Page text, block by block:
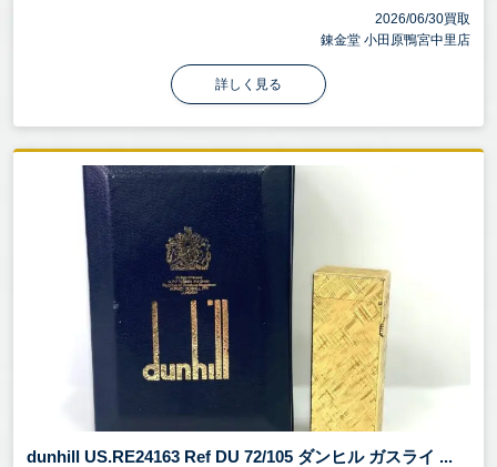
2026/06/30買取
錬金堂 小田原鴨宮中里店
詳しく見る
dunhill US.RE24163 Ref DU 72/105 ダンヒル ガスライ ...